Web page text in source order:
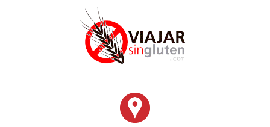
authorized to show the cookie declaration for domain group
ID 546ddaab-b478-4440-aa8a-3b0205284212. Please add it to
the domain group in the Cookiebot Manager to authorize